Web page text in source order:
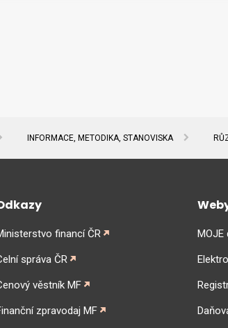
INFORMACE, METODIKA, STANOVISKA
financí ČR
správa ČR
věstník MF
zpravodaj MF
MOJE